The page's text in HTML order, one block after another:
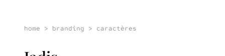
home > branding > caractères